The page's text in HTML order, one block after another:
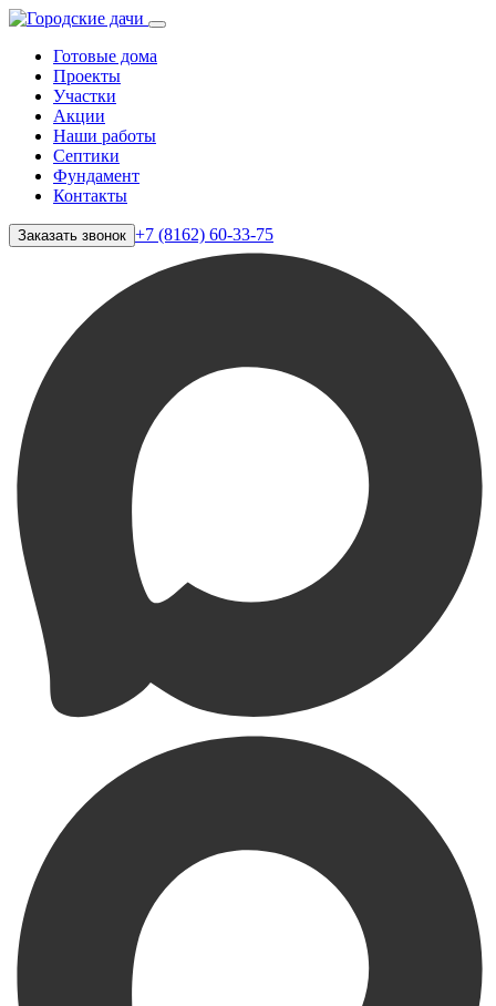
Готовые дома
Проекты
Участки
Акции
Наши работы
Септики
Фундамент
Контакты
Заказать звонок +7 (8162) 60-33-75